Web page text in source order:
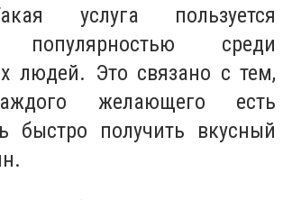
услуга пользуется
популярностью среди
людей. Это связано с тем,
желающего есть
быстро получить вкусный